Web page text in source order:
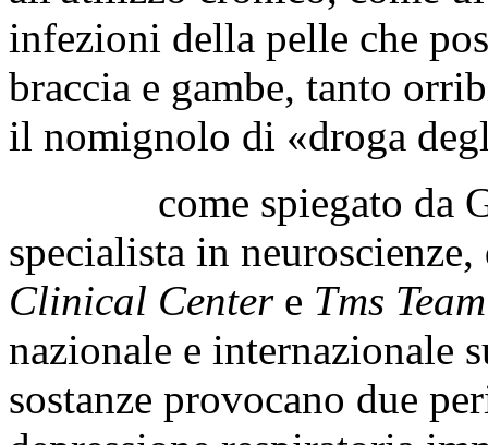
infezioni della pelle che
braccia e gambe, tanto
il nomignolo di «droga
come spiegato da
specialista in
Clinical Centere Tms Team
nazionale e internazionale
sostanze provocano due